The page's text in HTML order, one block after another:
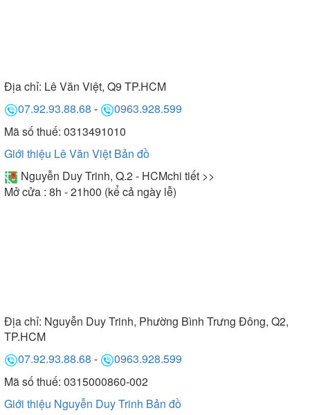
Địa chỉ: Lê Văn Việt, Q9 TP.HCM
07.92.93.88.68 -
0963.928.599
Mã số thuế: 0313491010
Giới thiệu Lê Văn Việt Bản đồ
Nguyễn Duy Trinh, Q.2 - HCMchi tiết >>
Mở cửa : 8h - 21h00 (kể cả ngày lễ)
Địa chỉ: Nguyễn Duy Trinh, Phường Bình Trưng Đông, Q2,
TP.HCM
07.92.93.88.68 -
0963.928.599
Mã số thuế: 0315000860-002
Giới thiệu Nguyễn Duy Trinh Bản đồ